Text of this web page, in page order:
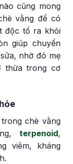
cũng mong
vằng để có
độc tố ra khỏi
giúp chuyển
nhờ đó mẹ
thừa trong cơ
chè vằng
terpenoid,
viêm, kháng